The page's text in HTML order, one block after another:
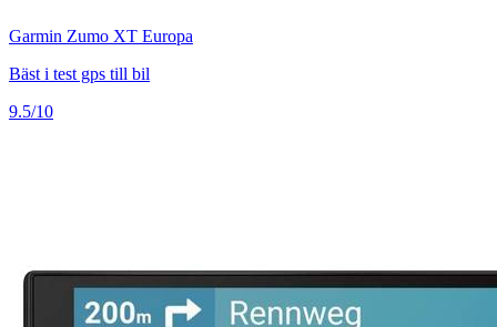
Garmin Zumo XT Europa
Bäst i test gps till bil
9.5/10